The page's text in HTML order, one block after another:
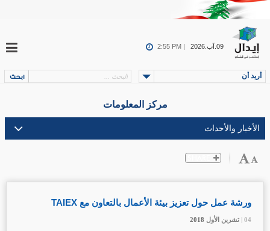
09.آب.2026 2:55 PM |
أريد أن
مركز المعلومات
04 | تشرين الأول
ورشة عمل حول تعزيز بيئة الأعمال بالتعاون مع TAIEX
04 | تشرين الأول 04 | تشرين الأول 04 | تشرين الأول